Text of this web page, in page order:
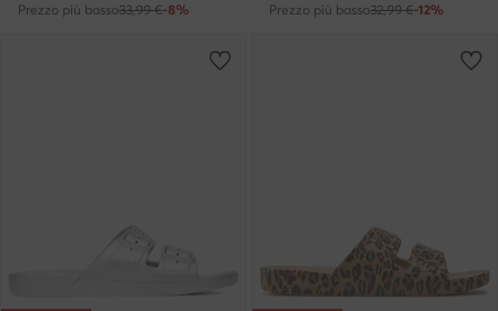
Prezzo più basso33,99 €-8%
Prezzo più basso32,99 €-12%